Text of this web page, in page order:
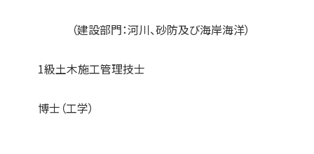
（建設部門：河川、砂防及び海岸海洋）
1級土木施工管理技士
博士（工学）